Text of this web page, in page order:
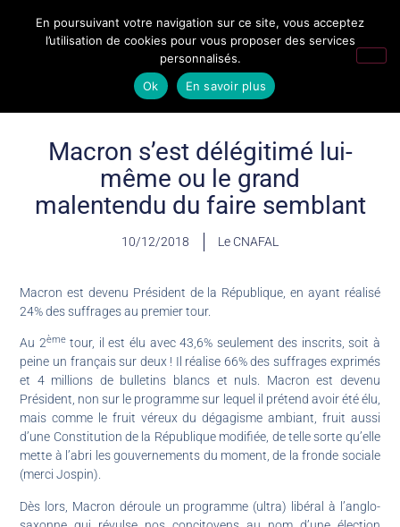
Macron s’est délégitimé lui-
même ou le grand
malentendu du faire semblant
10/12/2018 Le CNAFAL
Macron est devenu Président de la République, en ayant réalisé
24% des suffrages au premier tour.
Au 2èmetour, il est élu avec 43,6% seulement des inscrits, soit à
peine un français sur deux ! Il réalise 66% des suffrages exprimés
et 4 millions de bulletins blancs et nuls. Macron est devenu
Président, non sur le programme sur lequel il prétend avoir été élu,
mais comme le fruit véreux du dégagisme ambiant, fruit aussi
d’une Constitution de la République modifiée, de telle sorte qu’elle
mette à l’abri les gouvernements du moment, de la fronde sociale
(merci Jospin).
Dès lors, Macron déroule un programme (ultra) libéral à l’anglo-
En poursuivant votre navigation sur ce site, vous acceptez
l’utilisation de cookies pour vous proposer des services
personnalisés.
Ok
En savoir plus